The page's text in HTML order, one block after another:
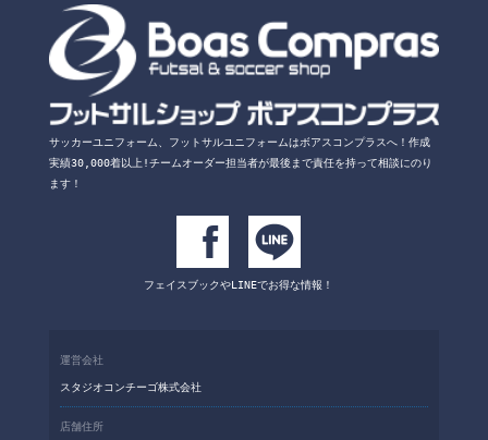
サッカーユニフォーム、フットサルユニフォームはボアスコンプラスへ！ 作成
実績30,000着以上!チームオーダー担当者が最後まで責任を持って相談にのり
ます！
フェイスブックやLINEでお得な情報！
運営会社
スタジオコンチーゴ株式会社
店舗住所